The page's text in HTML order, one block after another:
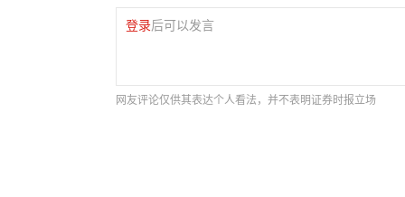
登录后可以发言
网友评论仅供其表达个人看法，并不表明证券时报立场